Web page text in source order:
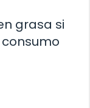
grasa si